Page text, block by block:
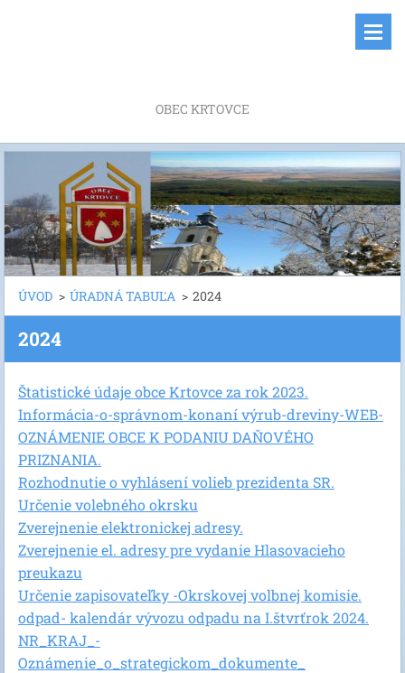
OBEC KRTOVCE
ÚVOD > ÚRADNÁ TABUĽA > 2024
2024
Štatistické údaje obce Krtovce za rok 2023.
Informácia-o-správnom-konaní výrub-dreviny-WEB-
OZNÁMENIE OBCE K PODANIU DAŇOVÉHO
PRIZNANIA.
Rozhodnutie o vyhlásení volieb prezidenta SR.
Určenie volebného okrsku
Zverejnenie elektronickej adresy.
Zverejnenie el. adresy pre vydanie Hlasovacieho
preukazu
Určenie zapisovateľky -Okrskovej volbnej komisie.
odpad- kalendár vývozu odpadu na I.štvrťrok 2024.
NR_KRAJ_-
Oznámenie_o_strategickom_dokumente_